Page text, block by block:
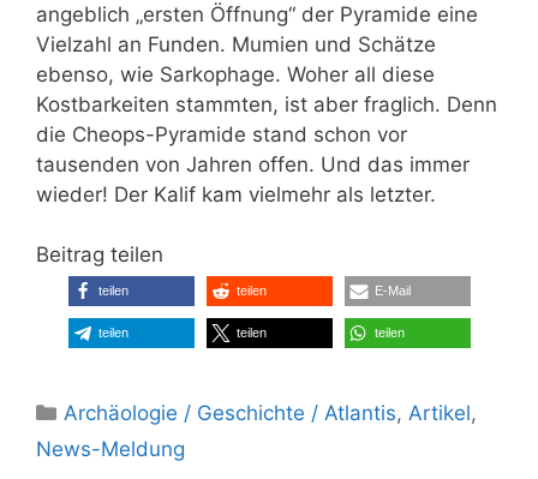
angeblich „ersten Öffnung“ der Pyramide eine
Vielzahl an Funden. Mumien und Schätze
ebenso, wie Sarkophage. Woher all diese
Kostbarkeiten stammten, ist aber fraglich. Denn
die Cheops-Pyramide stand schon vor
tausenden von Jahren offen. Und das immer
wieder! Der Kalif kam vielmehr als letzter.
Beitrag teilen
teilen teilen E-Mail
teilen teilen teilen
Kategorien
Archäologie / Geschichte / Atlantis,Artikel,
News-Meldung